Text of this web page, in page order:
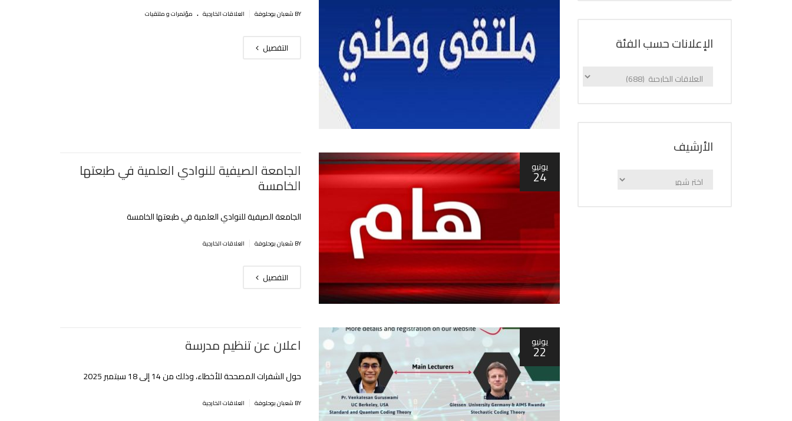
BY شعبان بوحلوفة العلاقات الخارجية . مؤتمرات و ملتقيات
التفصيل
يونيو
24 الجامعة الصيفية للنوادي العلمية في طبعتها
الخامسة‎
الجامعة الصيفية للنوادي العلمية في طبعتها الخامسة‎
BY شعبان بوحلوفة العلاقات الخارجية
التفصيل
يونيو
22 اعلان عن تنظيم مدرسة ‎
حول الشفرات المصححة للأخطاء، وذلك من 14 إلى 18 سبتمبر 2025‎
BY شعبان بوحلوفة العلاقات الخارجية
الإعلانات حسب الفئة
الإعلانات
اﻷرشيف
اﻷرشيف